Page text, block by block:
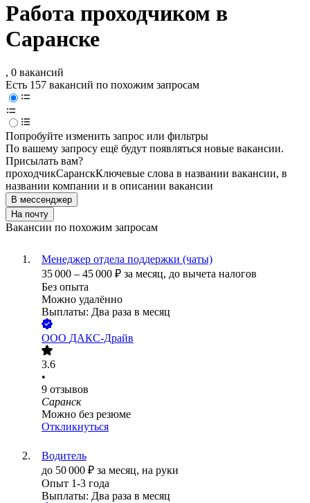
Работа проходчиком в
Саранске
, 0 вакансий
Есть 157 вакансий по похожим запросам
Попробуйте изменить запрос или фильтры
По вашему запросу ещё будут появляться новые вакансии.
Присылать вам?
проходчикСаранскКлючевые слова в названии вакансии, в
названии компании и в описании вакансии
В мессенджер
На почту
Вакансии по похожим запросам
Менеджер отдела поддержки (чаты)
35 000 – 45 000 ₽ за месяц, до вычета налогов
Без опыта
Можно удалённо
Выплаты: Два раза в месяц
ООО ДАКС-Драйв
3.6
•
9 отзывов
Саранск
Можно без резюме
Откликнуться
Водитель
до 50 000 ₽ за месяц, на руки
Опыт 1-3 года
Выплаты: Два раза в месяц